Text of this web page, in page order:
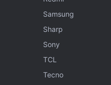
Poco X2 के साथ आ रहे इशू को
की समस्‍या से यूजर पहले भी जूझ
किया था और दावा किया था
यह समस्‍या थी।
Samsung
Sharp
Sony
TCL
Tecno